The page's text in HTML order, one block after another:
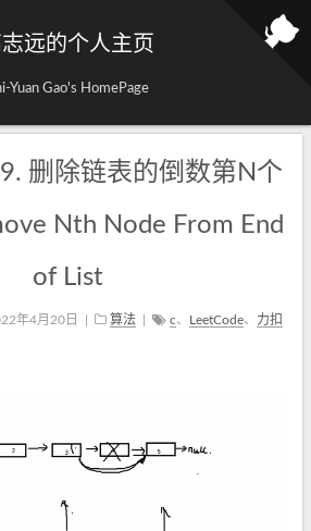
志远的个人主页
Yuan Gao's HomePage
删除链表的倒数第N个
Nth Node From End
of List
年4月20日 算法 c、 LeetCode、 力扣